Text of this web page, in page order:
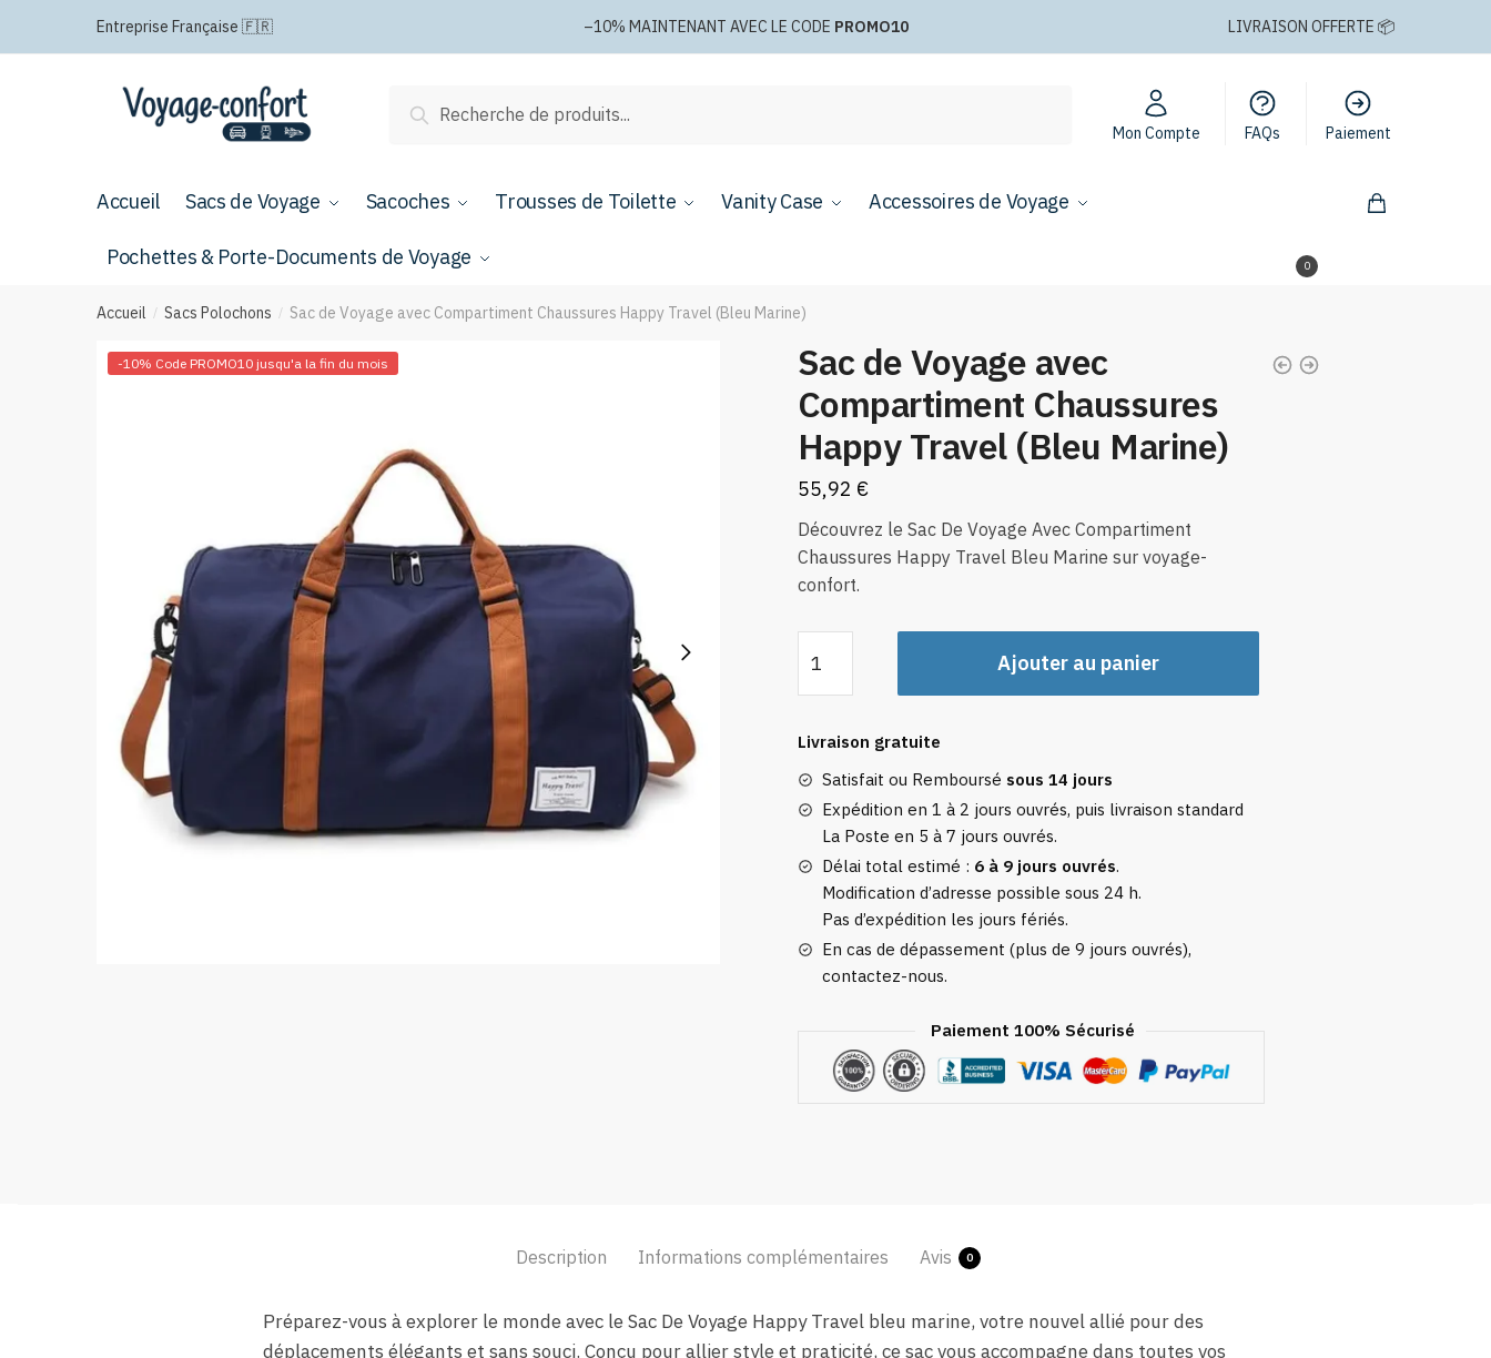
Entreprise Française 🇫🇷 –10% MAINTENANT AVEC LE CODE PROMO10 LIVRAISON OFFERTE 📦
pour :
Recherche
Mon Compte FAQs Paiement
Accueil Sacs de Voyage Sacoches Trousses de Toilette Vanity Case Accessoires de Voyage
Pochettes & Porte-Documents de Voyage 0
Accueil / Sacs Polochons / Sac de Voyage avec Compartiment Chaussures Happy Travel (Bleu Marine)
-10% Code PROMO10 jusqu'a la fin du mois
Sac de Voyage avec
Compartiment Chaussures
Happy Travel (Bleu Marine)
55,92 €
Découvrez le Sac De Voyage Avec Compartiment
Chaussures Happy Travel Bleu Marine sur voyage-
confort.
de
Sac
Voyage
avec
Compartiment
Chaussures
Happy
Travel
(Bleu
Marine)
Ajouter au panier
Livraison gratuite
Satisfait ou Remboursé sous 14 jours
Expédition en 1 à 2 jours ouvrés, puis livraison standard
La Poste en 5 à 7 jours ouvrés.
Délai total estimé : 6 à 9 jours ouvrés.
Modification d’adresse possible sous 24 h.
Pas d’expédition les jours fériés.
En cas de dépassement (plus de 9 jours ouvrés),
contactez-nous.
Paiement 100% Sécurisé
Description Informations complémentaires Avis 0
Préparez-vous à explorer le monde avec le Sac De Voyage Happy Travel bleu marine, votre nouvel allié pour des
déplacements élégants et sans souci. Conçu pour allier style et praticité, ce sac vous accompagne dans toutes vos